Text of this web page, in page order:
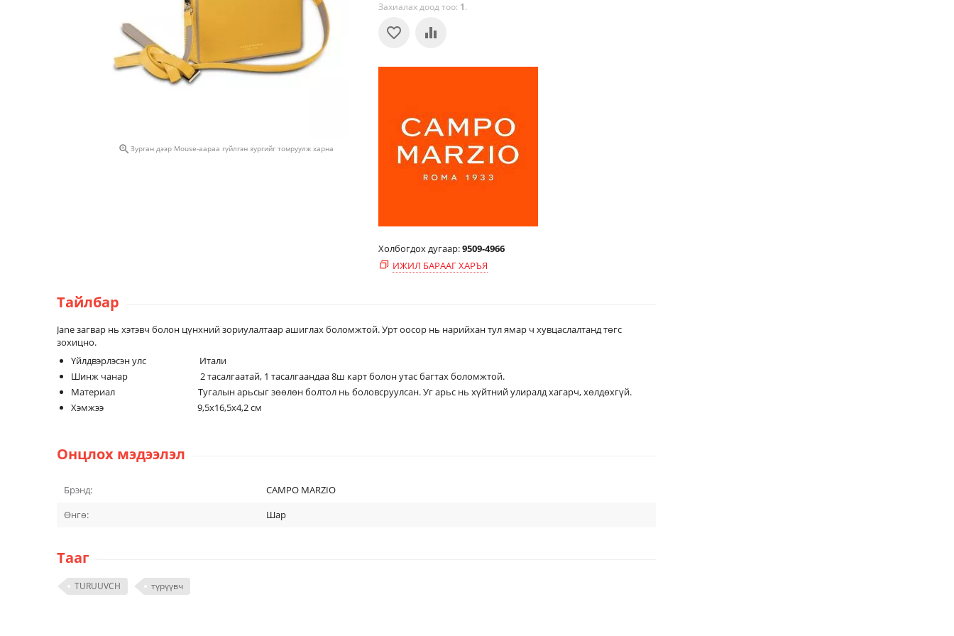
 Зурган дээр Mouse-аараа гүйлгэн зургийг томруулж харна
Захиалах доод тоо: 1.
Холбогдох дугаар:9509-4966
ИЖИЛ БАРААГ ХАРЪЯ
Тайлбар
Jane загвар нь хэтэвч болон цүнхний зориулалтаар ашиглах боломжтой. Урт оосор нь нарийхан тул ямар ч хувцаслалтанд төгс
зохицно.
Үйлдвэрлэсэн улс Итали
Шинж чанар 2 тасалгаатай, 1 тасалгаандаа 8ш карт болон утас багтах боломжтой.
Материал Тугалын арьсыг зөөлөн болтол нь боловсруулсан. Уг арьс нь хүйтний улиралд хагарч, хөлдөхгүй.
Хэмжээ 9,5x16,5x4,2 см
Онцлох мэдээлэл
Брэнд:
CAMPO MARZIO
Өнгө:
Шар
Тааг
TURUUVCH түрүүвч